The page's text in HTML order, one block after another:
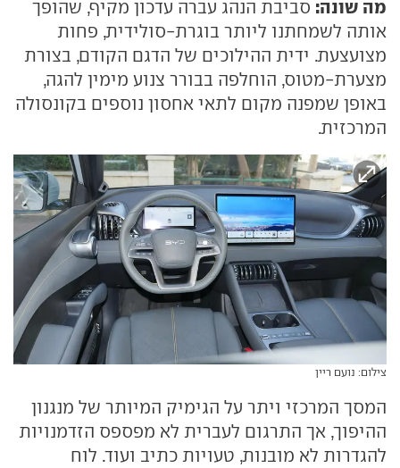
מה שונה: סביבת הנהג עברה עדכון מקיף, שהופך
אותה לשמחתנו ליותר בוגרת-סולידית, פחות
מצועצעת. ידית ההילוכים של הדגם הקודם, בצורת
מצערת-מטוס, הוחלפה בבורר צנוע מימין להגה,
באופן שמפנה מקום לתאי אחסון נוספים בקונסולה
המרכזית.
צילום: נועם ריין
המסך המרכזי ויתר על הגימיק המיותר של מנגנון
ההיפוך, אך התרגום לעברית לא מפספס הזדמנויות
להגדרות לא מובנות, טעויות כתיב ועוד. לוח